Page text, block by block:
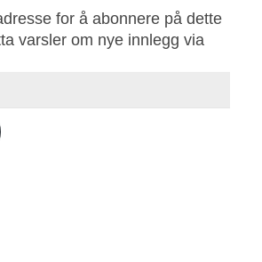
for å abonnere på dette
varsler om nye innlegg via